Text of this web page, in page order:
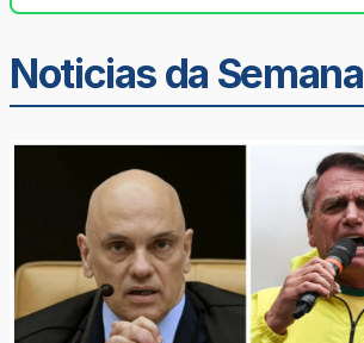
Noticias da Semana